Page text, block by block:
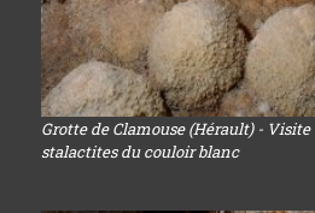
Grotte de Clamouse (Hérault) -
stalactites du couloir blanc